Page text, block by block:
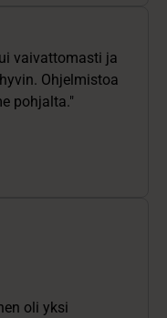
vaivattomasti ja
Ohjelmistoa
pohjalta."
oli yksi